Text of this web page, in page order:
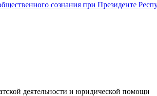
сознания при Президенте
деятельности и юридической помощи